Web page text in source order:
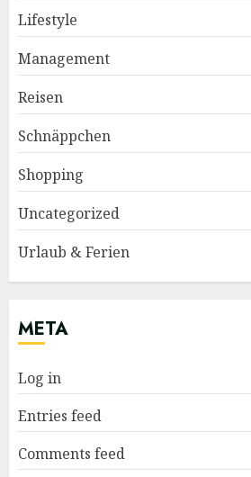
Lifestyle
Management
Reisen
Schnäppchen
Shopping
Uncategorized
Urlaub & Ferien
META
Log in
Entries feed
Comments feed